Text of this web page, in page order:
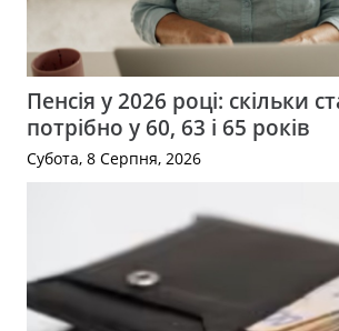
Пенсія у 2026 році: скільки
потрібно у 60, 63 і 65 років
Субота, 8 Серпня, 2026